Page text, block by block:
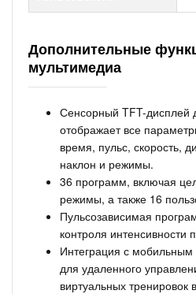
Дополнительные
мультимедиа
Сенсорный TFT-дисплей
отображает все
время, пульс, скорость,
наклон и режимы.
36 программ, включая
режимы, а также 16
Пульсозависимая
контроля интенсивности
Интеграция с
для удаленного
виртуальных